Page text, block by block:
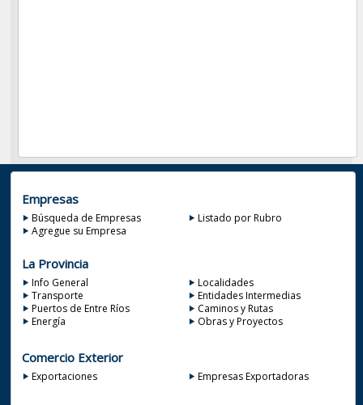
Empresas
Búsqueda de Empresas
Listado por Rubro
Agregue su Empresa
La Provincia
Info General
Localidades
Transporte
Entidades Intermedias
Puertos de Entre Ríos
Caminos y Rutas
Energía
Obras y Proyectos
Comercio Exterior
Exportaciones Empresas Exportadoras